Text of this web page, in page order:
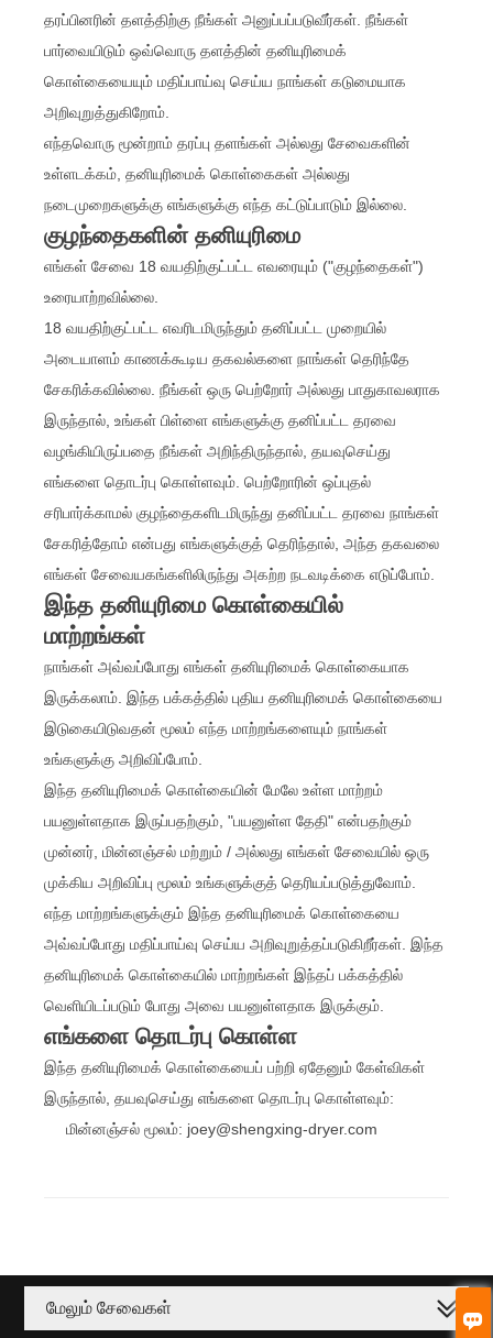

தரப்பினரின் தளத்திற்கு நீங்கள் அனுப்பப்படுவீர்கள். நீங்கள்
பார்வையிடும் ஒவ்வொரு தளத்தின் தனியுரிமைக்
கொள்கையையும் மதிப்பாய்வு செய்ய நாங்கள் கடுமையாக
அறிவுறுத்துகிறோம்.
எந்தவொரு மூன்றாம் தரப்பு தளங்கள் அல்லது சேவைகளின்
உள்ளடக்கம், தனியுரிமைக் கொள்கைகள் அல்லது
நடைமுறைகளுக்கு எங்களுக்கு எந்த கட்டுப்பாடும் இல்லை.
குழந்தைகளின் தனியுரிமை
எங்கள் சேவை 18 வயதிற்குட்பட்ட எவரையும் ("குழந்தைகள்")
உரையாற்றவில்லை.
18 வயதிற்குட்பட்ட எவரிடமிருந்தும் தனிப்பட்ட முறையில்
அடையாளம் காணக்கூடிய தகவல்களை நாங்கள் தெரிந்தே
சேகரிக்கவில்லை. நீங்கள் ஒரு பெற்றோர் அல்லது பாதுகாவலராக
இருந்தால், உங்கள் பிள்ளை எங்களுக்கு தனிப்பட்ட தரவை
வழங்கியிருப்பதை நீங்கள் அறிந்திருந்தால், தயவுசெய்து
எங்களை தொடர்பு கொள்ளவும். பெற்றோரின் ஒப்புதல்
சரிபார்க்காமல் குழந்தைகளிடமிருந்து தனிப்பட்ட தரவை நாங்கள்
சேகரித்தோம் என்பது எங்களுக்குத் தெரிந்தால், அந்த தகவலை
எங்கள் சேவையகங்களிலிருந்து அகற்ற நடவடிக்கை எடுப்போம்.
இந்த தனியுரிமை கொள்கையில்
மாற்றங்கள்
நாங்கள் அவ்வப்போது எங்கள் தனியுரிமைக் கொள்கையாக
இருக்கலாம். இந்த பக்கத்தில் புதிய தனியுரிமைக் கொள்கையை
இடுகையிடுவதன் மூலம் எந்த மாற்றங்களையும் நாங்கள்
உங்களுக்கு அறிவிப்போம்.
இந்த தனியுரிமைக் கொள்கையின் மேலே உள்ள மாற்றம்
பயனுள்ளதாக இருப்பதற்கும், "பயனுள்ள தேதி" என்பதற்கும்
முன்னர், மின்னஞ்சல் மற்றும் / அல்லது எங்கள் சேவையில் ஒரு
முக்கிய அறிவிப்பு மூலம் உங்களுக்குத் தெரியப்படுத்துவோம்.
எந்த மாற்றங்களுக்கும் இந்த தனியுரிமைக் கொள்கையை
அவ்வப்போது மதிப்பாய்வு செய்ய அறிவுறுத்தப்படுகிறீர்கள். இந்த
தனியுரிமைக் கொள்கையில் மாற்றங்கள் இந்தப் பக்கத்தில்
வெளியிடப்படும் போது அவை பயனுள்ளதாக இருக்கும்.
எங்களை தொடர்பு கொள்ள
இந்த தனியுரிமைக் கொள்கையைப் பற்றி ஏதேனும் கேள்விகள்
இருந்தால், தயவுசெய்து எங்களை தொடர்பு கொள்ளவும்:
மின்னஞ்சல் மூலம்: joey@shengxing-dryer.com
மேலும் சேவைகள்